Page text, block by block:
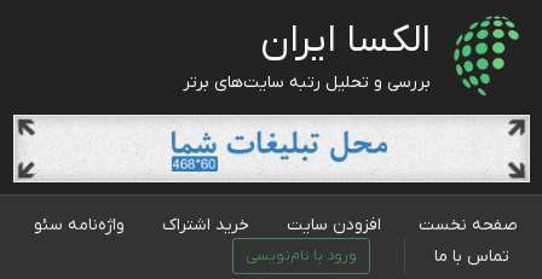
الکسا ایران
بررسی و تحلیل رتبه سایت‌های برتر
صفحه نخست افزودن سایت خرید اشتراک
واژه‌نامه سئو
تماس با ما
ورود یا نام‌نویسی